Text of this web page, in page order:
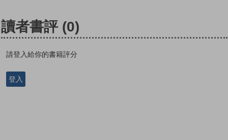
讀者書評 (0)
請登入給你的書籍評分
登入